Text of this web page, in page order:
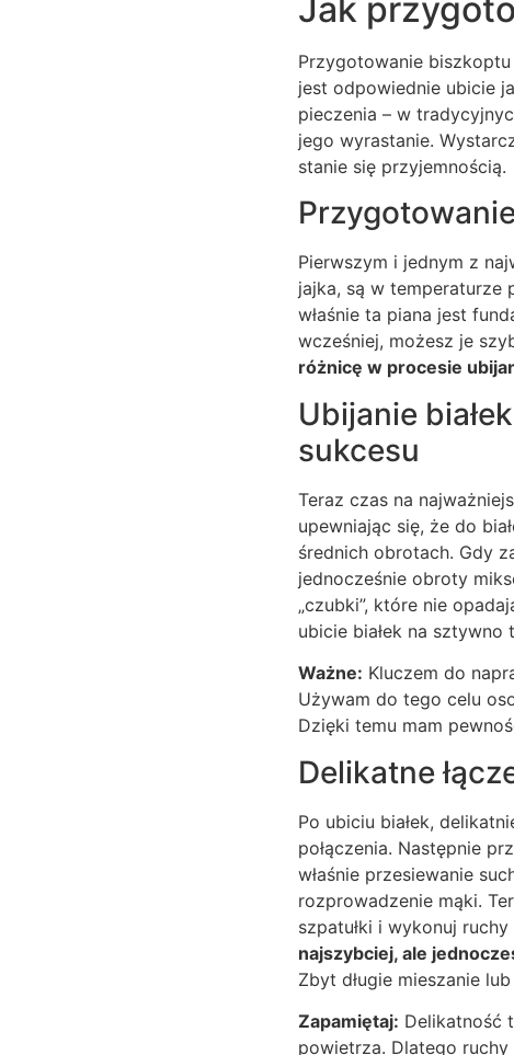
Jak
Przygotowanie
jest odpowiednie ubicie
pieczenia – w
jego wyrastanie.
stanie się przyjemnością.
Pierwszym i jednym z
jajka, są w temperaturze
właśnie ta piana jest
wcześniej, możesz je
różnicę w procesie
Ubijanie
sukcesu
Teraz czas na
upewniając się, że do
średnich obrotach. Gdy
jednocześnie obroty
„czubki”, które nie
ubicie białek na sztywno
Ważne: Kluczem do
Używam do tego celu
Dzięki temu mam
Delikatne
Po ubiciu białek,
połączenia. Następnie
właśnie przesiewanie
rozprowadzenie mąki.
szpatułki i wykonuj
najszybciej, ale
Zbyt długie mieszanie
Zapamiętaj: Delikatność
powietrza. Dlatego ruchy